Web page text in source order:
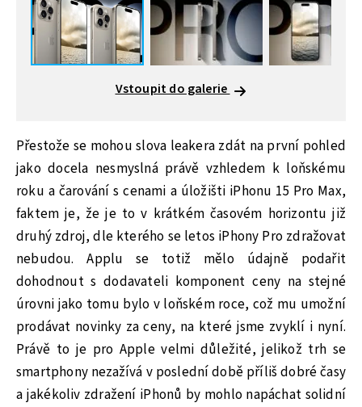
Vstoupit do galerie
Přestože se mohou slova leakera zdát na první pohled
jako docela nesmyslná právě vzhledem k loňskému
roku a čarování s cenami a úložišti iPhonu 15 Pro Max,
faktem je, že je to v krátkém časovém horizontu již
druhý zdroj, dle kterého se letos iPhony Pro zdražovat
nebudou. Applu se totiž mělo údajně podařit
dohodnout s dodavateli komponent ceny na stejné
úrovni jako tomu bylo v loňském roce, což mu umožní
prodávat novinky za ceny, na které jsme zvyklí i nyní.
Právě to je pro Apple velmi důležité, jelikož trh se
smartphony nezažívá v poslední době příliš dobré časy
a jakékoliv zdražení iPhonů by mohlo napáchat solidní